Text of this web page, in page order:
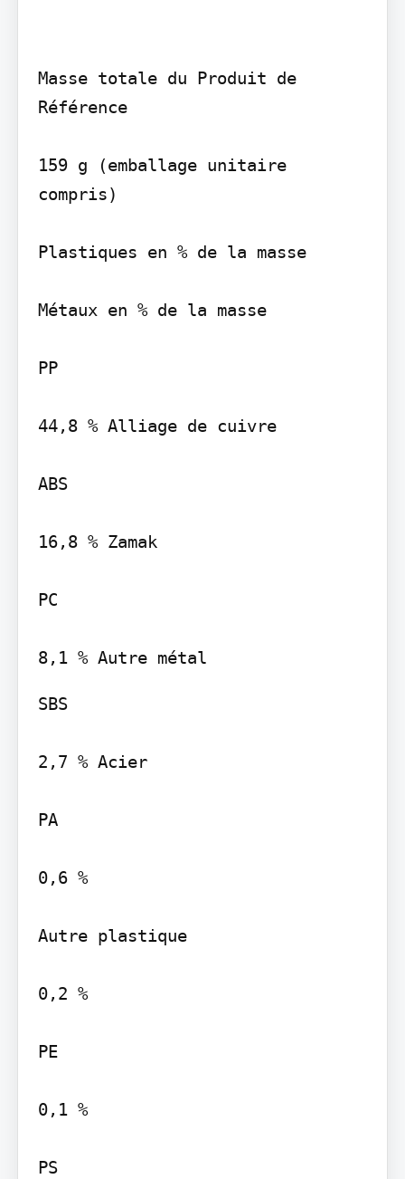
Masse totale du Produit de
Référence
159 g (emballage unitaire
compris)
Plastiques en % de la masse
Métaux en % de la masse
PP
44,8 % Alliage de cuivre
ABS
16,8 % Zamak
PC
SBS
2,7 % Acier
PA
0,6 %
Autre plastique
0,2 %
PE
0,1 %
PS